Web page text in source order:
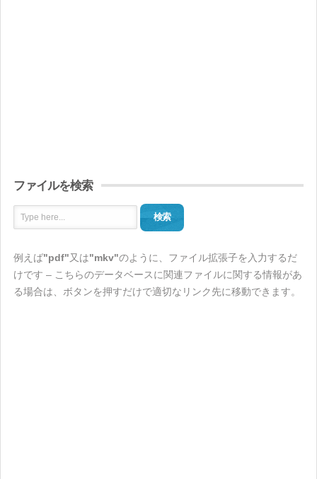
ファイルを検索
検索
例えば"pdf"又は"mkv"のように、ファイル拡張子を入力するだ
けです – こちらのデータベースに関連ファイルに関する情報があ
る場合は、ボタンを押すだけで適切なリンク先に移動できます。